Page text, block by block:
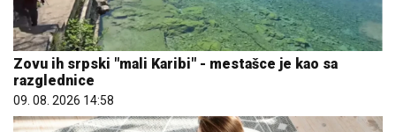
Zovu ih srpski "mali Karibi" - mestašce je kao sa
razglednice
09. 08. 2026 14:58